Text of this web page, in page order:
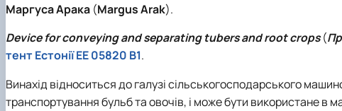
Маргуса Арака (Margus Arak).
Device for conveying and separating tubers and root crops(
тент Естонії EE 05820 B1.
Винахід відноситься до галузі сільськогосподарського
транспортування бульб та овочів, і може бути використане в